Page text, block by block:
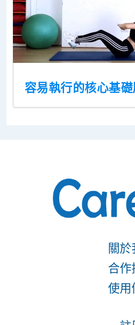
容易執行的核心基
關
合作
使用